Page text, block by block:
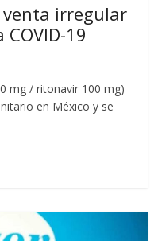
irregular
19
/ ritonavir 100 mg)
en México y se